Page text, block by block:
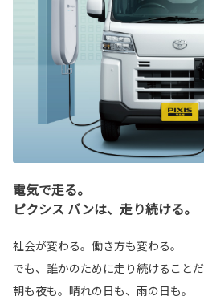
電気で走る。
ピクシス バンは、走り続ける。
社会が変わる。働き方も変わる。
でも、誰かのために走り続けること
朝も夜も。晴れの日も、雨の日も。